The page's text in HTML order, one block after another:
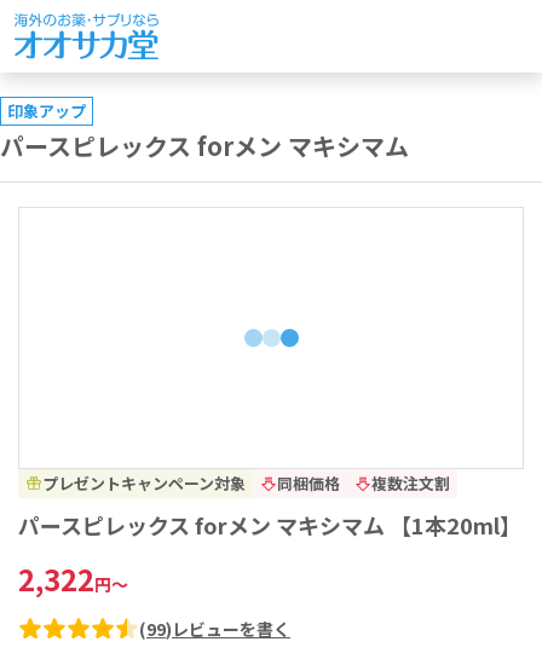
印象アップ
パースピレックス forメン マキシマム
プレゼントキャンペーン対象 同梱価格 複数注文割
パースピレックス forメン マキシマム 【1本20ml】
2,322円～
(99) レビューを書く